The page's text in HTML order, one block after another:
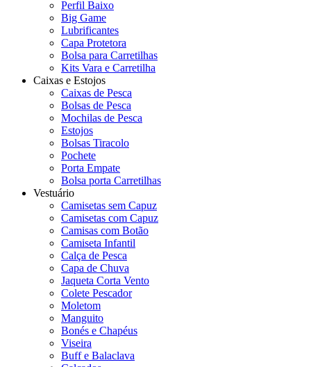
Perfil Baixo
Big Game
Lubrificantes
Capa Protetora
Bolsa para Carretilhas
Kits Vara e Carretilha
Caixas e Estojos
Caixas de Pesca
Bolsas de Pesca
Mochilas de Pesca
Estojos
Bolsas Tiracolo
Pochete
Porta Empate
Bolsa porta Carretilhas
Vestuário
Camisetas sem Capuz
Camisetas com Capuz
Camisas com Botão
Camiseta Infantil
Calça de Pesca
Capa de Chuva
Jaqueta Corta Vento
Colete Pescador
Moletom
Manguito
Bonés e Chapéus
Viseira
Buff e Balaclava